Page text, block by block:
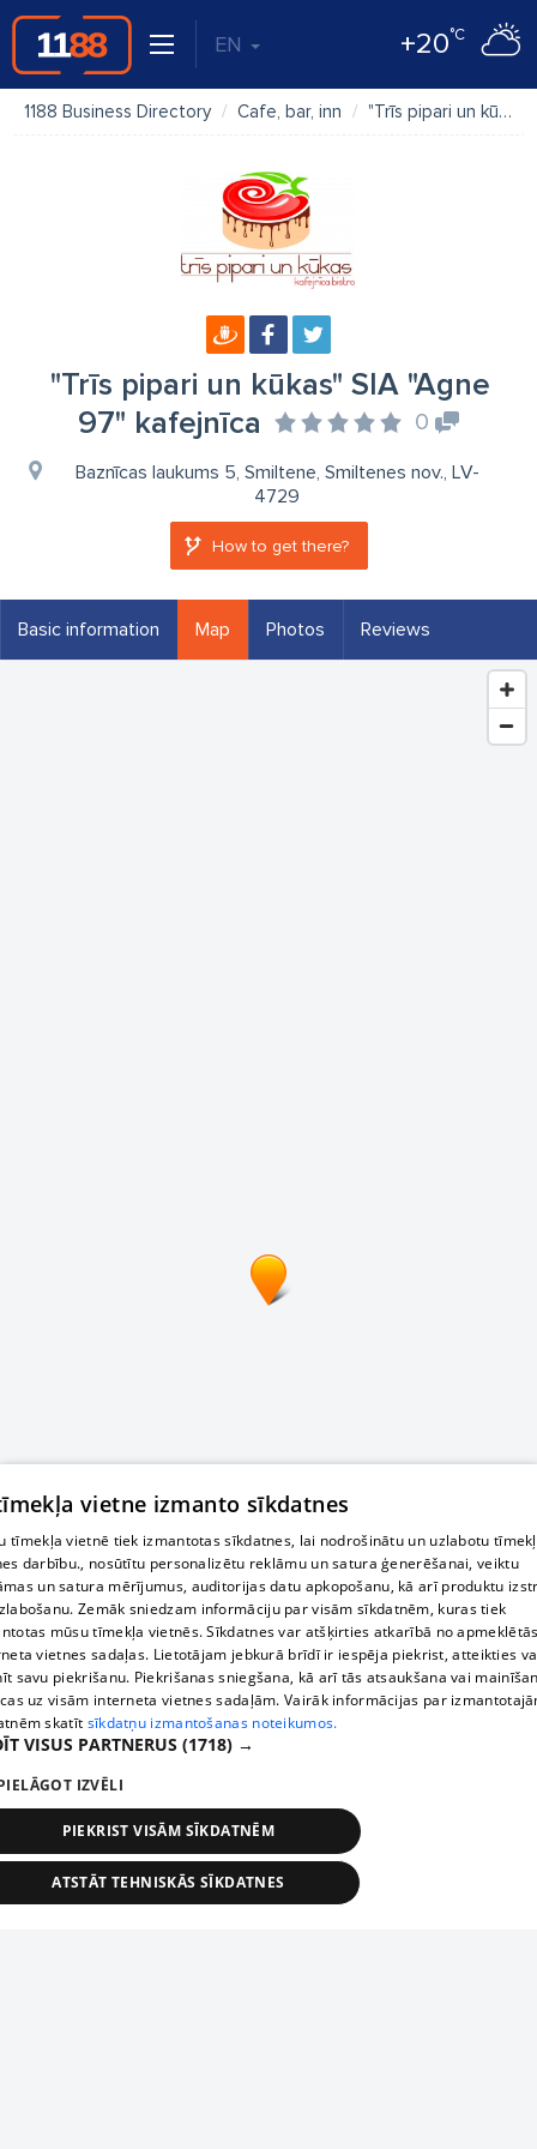
EN +20°C
1188 Business Directory Cafe, bar, inn "Trīs pipari un kūkas" SIA "Agne 97" kafejnīca
"Trīs pipari un kūkas" SIA "Agne
97" kafejnīca
0
Baznīcas laukums 5, Smiltene, Smiltenes nov., LV-
4729
How to get there?
Basic information Map Photos Reviews
vietne izmanto sīkdatnes
tīmekļa vietnē tiek izmantotas sīkdatnes, lai nodrošinātu un uzlabotu
darbību., nosūtītu personalizētu reklāmu un satura ģenerēšanai, veiktu
un satura mērījumus, auditorijas datu apkopošanu, kā arī produktu
Zemāk sniedzam informāciju par visām sīkdatnēm, kuras tiek
mūsu tīmekļa vietnēs. Sīkdatnes var atšķirties atkarībā no
vietnes sadaļas. Lietotājam jebkurā brīdī ir iespēja piekrist, atteikties
savu piekrišanu. Piekrišanas sniegšana, kā arī tās atsaukšana vai
uz visām interneta vietnes sadaļām. Vairāk informācijas par
skatīt sīkdatņu izmantošanas noteikumos.
VISUS PARTNERUS (1718) →
IZVĒLI
PIEKRIST VISĀM SĪKDATNĒM
ATSTĀT TEHNISKĀS SĪKDATNES